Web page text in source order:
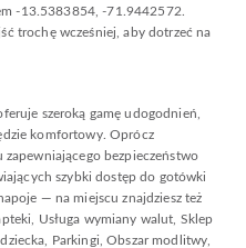
-13.5383854, -71.9442572.
trochę wcześniej, aby dotrzeć na
szeroką gamę udogodnień,
komfortowy. Oprócz
bezpieczeństwo
szybki dostęp do gotówki
— na miejscu znajdziesz też
Usługa wymiany walut, Sklep
Parkingi, Obszar modlitwy,